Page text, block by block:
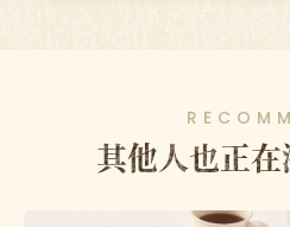
其他人也正